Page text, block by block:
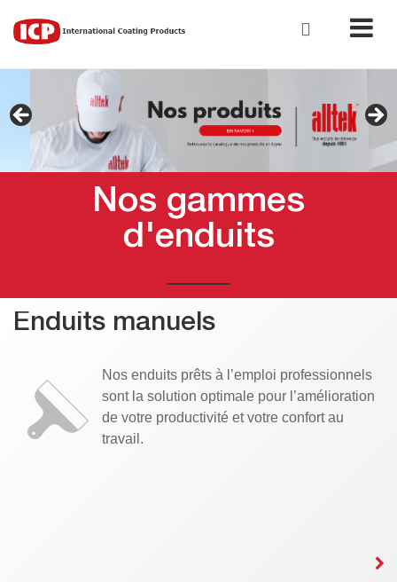
Nos gammes
d'enduits
Enduits manuels
Nos enduits prêts à l’emploi professionnels
sont la solution optimale pour l’amélioration
de votre productivité et votre confort au
travail.